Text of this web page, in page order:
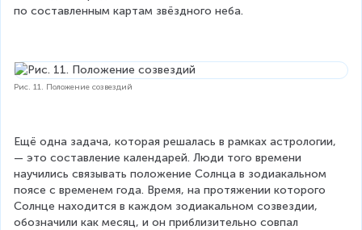
по составленным картам звёздного неба.
Рис. 11. Положение созвездий
Ещё одна задача, которая решалась в рамках астрологии,
— это составление календарей. Люди того времени
научились связывать положение Солнца в зодиакальном
поясе с временем года. Время, на протяжении которого
Солнце находится в каждом зодиакальном созвездии,
обозначили как месяц, и он приблизительно совпал